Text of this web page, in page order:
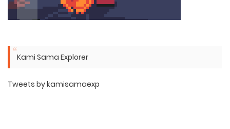
Kami Sama Explorer
Tweets by kamisamaexp